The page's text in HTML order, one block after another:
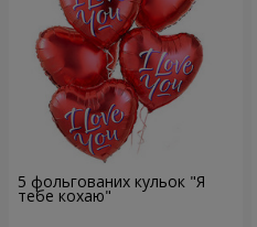
5 фольгованих кульок "Я
тебе кохаю"